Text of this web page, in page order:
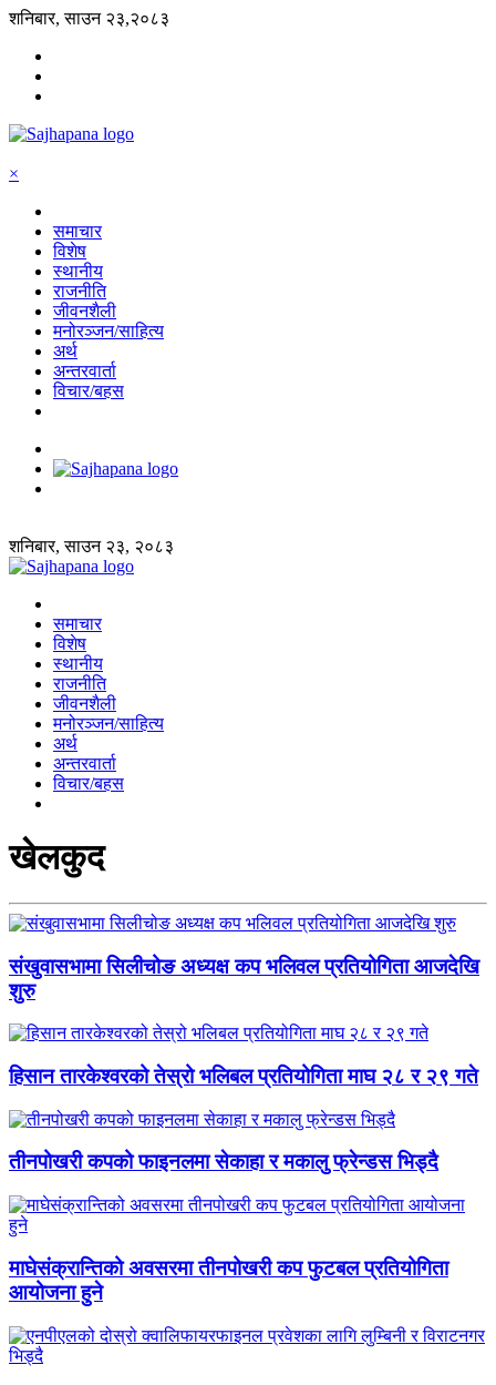
शनिबार, साउन २३,२०८३
×
समाचार
विशेष
स्थानीय
राजनीति
जीवनशैली
मनोरञ्जन/साहित्य
अर्थ
अन्तरवार्ता
विचार/बहस
शनिबार, साउन २३, २०८३
समाचार
विशेष
स्थानीय
राजनीति
जीवनशैली
मनोरञ्जन/साहित्य
अर्थ
अन्तरवार्ता
विचार/बहस
खेलकुद
संखुवासभामा सिलीचोङ अध्यक्ष कप भलिवल प्रतियोगिता आजदेखि
शुरु
हिसान तारकेश्वरको तेस्रो भलिबल प्रतियोगिता माघ २८ र २९ गते
तीनपोखरी कपको फाइनलमा सेकाहा र मकालु फ्रेन्डस भिड्दै
माघेसंक्रान्तिको अवसरमा तीनपोखरी कप फुटबल प्रतियोगिता
आयोजना हुने